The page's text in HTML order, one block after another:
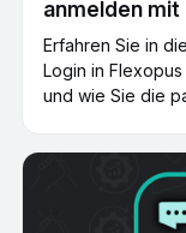
anmelden
Erfahren Sie in
Login in
und wie Sie die